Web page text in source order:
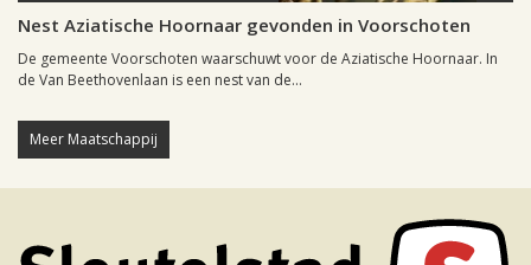
Nest Aziatische Hoornaar gevonden in Voorschoten
De gemeente Voorschoten waarschuwt voor de Aziatische Hoornaar. In
de Van Beethovenlaan is een nest van de...
Meer Maatschappij